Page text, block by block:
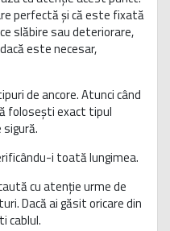
perfectă și că este fixată
slăbire sau deteriorare,
este necesar,
de ancore. Atunci când
folosești exact tipul
i toată lungimea.
cu atenție urme de
Dacă ai găsit oricare din
cablul.